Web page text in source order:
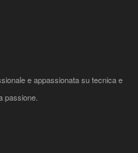
e appassionata su tecnica e
passione.